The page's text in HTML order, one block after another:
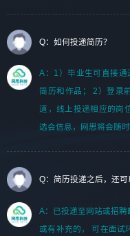
Q：如何投递简历？
A：1）毕业生可直接通
简历和作品； 2）登录
道，线上投递相应的岗
选会信息，网思将会随
Q：简历投递之后，还可
A：已投递至网站或招
或有补充的， 可在面试